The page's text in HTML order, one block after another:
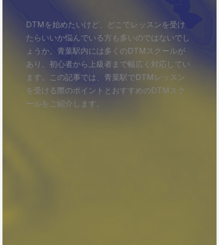
DTMを始めたいけど、どこでレッスンを受け
たらいいか悩んでいる方も多いのではないでし
ょうか。青葉駅内には多くのDTMスクールが
あり、初心者から上級者まで幅広く対応してい
ます。この記事では、青葉駅でDTMレッスン
を受ける際のポイントとおすすめのDTMスク
ールをご紹介します。